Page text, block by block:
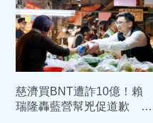
慈濟買BNT遭詐10億！賴
瑞隆轟藍營幫兇促道歉 柯